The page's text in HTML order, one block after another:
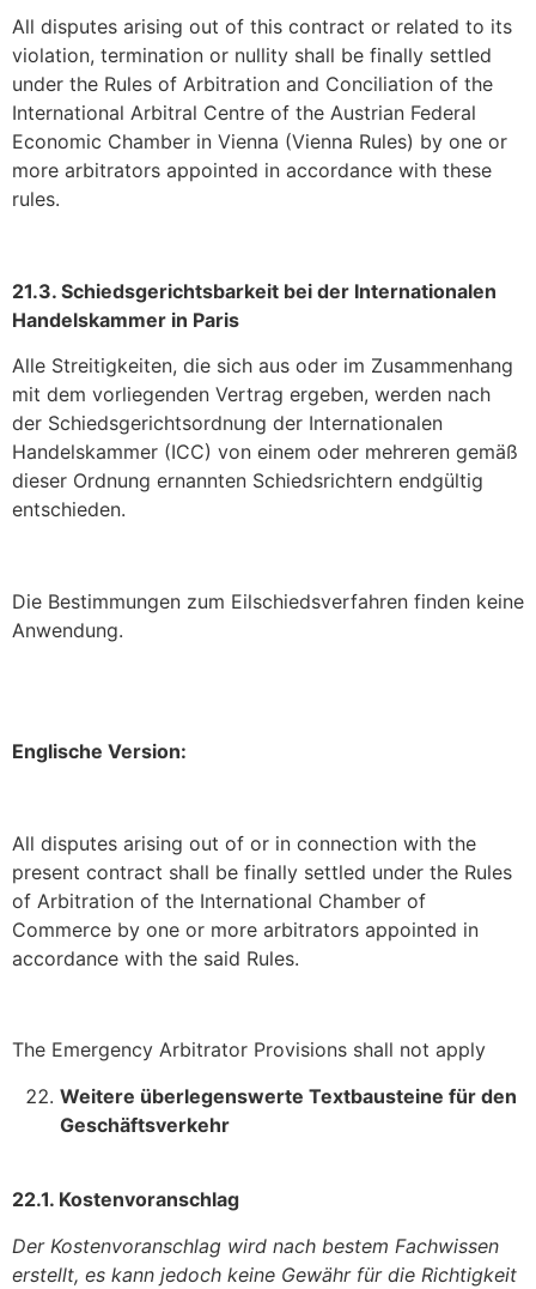
All disputes arising out of this contract or related to its
violation, termination or nullity shall be finally settled
under the Rules of Arbitration and Conciliation of the
International Arbitral Centre of the Austrian Federal
Economic Chamber in Vienna (Vienna Rules) by one or
more arbitrators appointed in accordance with these
rules.
21.3. Schiedsgerichtsbarkeit bei der Internationalen
Handelskammer in Paris
Alle Streitigkeiten, die sich aus oder im Zusammenhang
mit dem vorliegenden Vertrag ergeben, werden nach
der Schiedsgerichtsordnung der Internationalen
Handelskammer (ICC) von einem oder mehreren gemäß
dieser Ordnung ernannten Schiedsrichtern endgültig
entschieden.
Die Bestimmungen zum Eilschiedsverfahren finden keine
Anwendung.
Englische Version:
All disputes arising out of or in connection with the
present contract shall be finally settled under the Rules
of Arbitration of the International Chamber of
Commerce by one or more arbitrators appointed in
accordance with the said Rules.
The Emergency Arbitrator Provisions shall not apply
Weitere überlegenswerte Textbausteine für den
Geschäftsverkehr
22.1. Kostenvoranschlag
Der Kostenvoranschlag wird nach bestem Fachwissen
erstellt, es kann jedoch keine Gewähr für die Richtigkeit